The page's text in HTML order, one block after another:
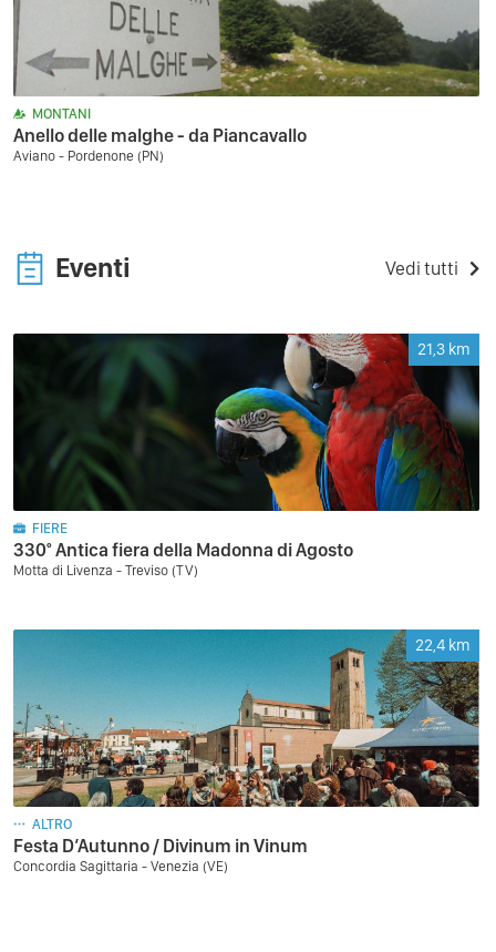
MONTANI
Anello delle malghe - da Piancavallo
Aviano - Pordenone (PN)
Eventi Vedi tutti
21,3 km
FIERE
330° Antica fiera della Madonna di Agosto
Motta di Livenza - Treviso (TV)
22,4 km
ALTRO
Festa D’Autunno / Divinum in Vinum
Concordia Sagittaria - Venezia (VE)